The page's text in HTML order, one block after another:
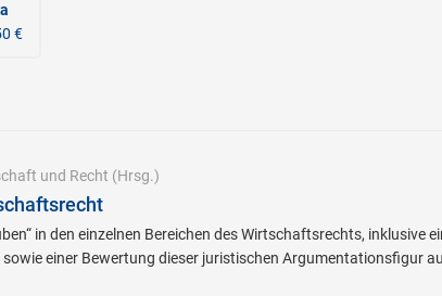
€
und Recht (Hrsg.)
in den einzelnen Bereichen des Wirtschaftsrechts, inklusive
einer Bewertung dieser juristischen Argumentationsfigur